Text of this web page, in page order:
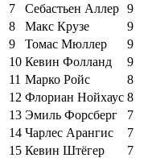
7
Себастьен Аллер 9
8
Макс Крузе
9
9
Томас Мюллер
9
10 Кевин Фолланд
9
11 Марко Ройс
8
12 Флориан Нойхаус 8
13 Эмиль Форсберг
7
14 Чарлес Арангис
7
15 Кевин Штёгер 7